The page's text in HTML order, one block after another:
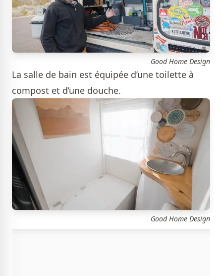
Good Home Design
La salle de bain est équipée d’une toilette à
compost et d’une douche.
Good Home Design